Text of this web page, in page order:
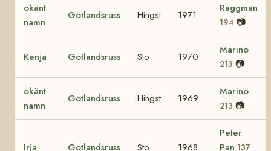
okänt
namn
Gotlandsruss Hingst 1971
Raggman
194 📷
Kenja Gotlandsruss Sto 1970
Marino
213 📷
okänt
namn
Gotlandsruss Hingst 1969
Marino
213 📷
Irja Gotlandsruss Sto 1968
Peter
Pan 137